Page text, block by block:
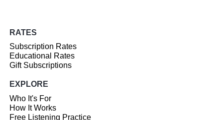
RATES
Subscription Rates
Educational Rates
Gift Subscriptions
EXPLORE
Who It's For
How It Works
Free Listening Practice